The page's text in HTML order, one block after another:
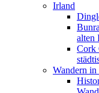
Irland
alten
Cork
Wandern in